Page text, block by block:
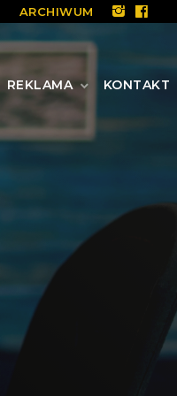
ARCHIWUM
REKLAMA KONTAKT